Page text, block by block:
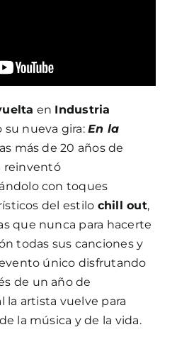
en Industria
su nueva gira:En la
más de 20 años de
reinventó
con toques
del estilo chill out,
que nunca para hacerte
todas sus canciones y
único disfrutando
de un año de
la artista vuelve para
la música y de la vida.